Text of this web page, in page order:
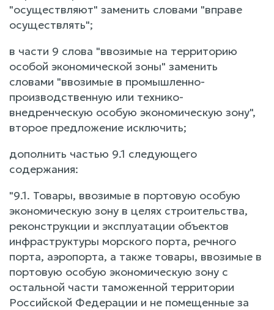
"осуществляют" заменить словами "вправе
осуществлять";
в части 9 слова "ввозимые на территорию
особой экономической зоны" заменить
словами "ввозимые в промышленно-
производственную или технико-
внедренческую особую экономическую зону",
второе предложение исключить;
дополнить частью 9.1 следующего
содержания:
"9.1. Товары, ввозимые в портовую особую
экономическую зону в целях строительства,
реконструкции и эксплуатации объектов
инфраструктуры морского порта, речного
порта, аэропорта, а также товары, ввозимые в
портовую особую экономическую зону с
остальной части таможенной территории
Российской Федерации и не помещенные за